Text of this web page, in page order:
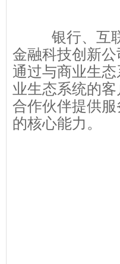
银行、互
金融科技创新
通过与商业生
业生态系统的
合作伙伴提供
的核心能力。